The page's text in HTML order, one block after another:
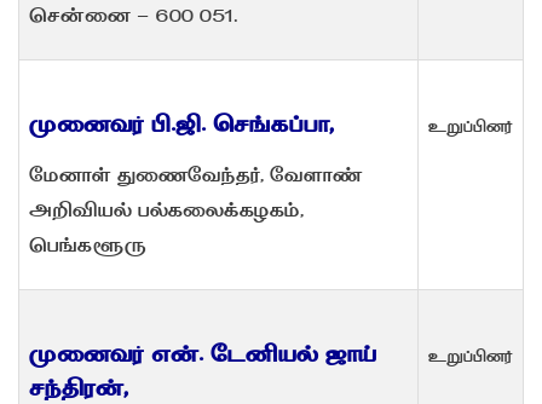
சென்னை - 600 051.
முனைவர் பி.ஜி. செங்கப்பா,
மேனாள் துணைவேந்தர், வேளாண்
அறிவியல் பல்கலைக்கழகம்,
பெங்களூரு
உறுப்பினர்
முனைவர் என். டேனியல் ஜாய்
சந்திரன்,
உறுப்பினர்